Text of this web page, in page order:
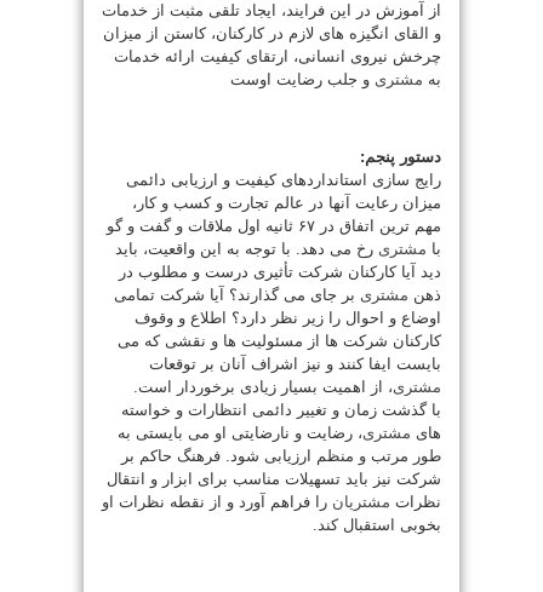
از آموزش در این فرایند، ایجاد تلقی مثبت از خدمات
و القای انگیزه های لازم در کارکنان، کاستن از میزان
چرخش نیروی انسانی، ارتقای کیفیت ارائه خدمات
به مشتری و جلب رضایت اوست
دستور پنجم:
رایج سازی استانداردهای کیفیت و ارزیابی دائمی
میزان رعایت آنها در عالم تجارت و کسب و کار،
مهم ترین اتفاق در ۶۷ ثانیه اول ملاقات و گفت و گو
با مشتری رخ می دهد. با توجه به این واقعیت، باید
دید آیا کارکنان شرکت تأثیری درست و مطلوب در
ذهن مشتری بر جای می گذارند؟ آیا شرکت تمامی
اوضاع و احوال را زیر نظر دارد؟ اطلاع و وقوف
کارکنان شرکت ها از مسئولیت ها و نقشی که می
بایست ایفا کنند و نیز اشراف آنان بر توقعات
مشتری، از اهمیت بسیار زیادی برخوردار است.
با گذشت زمان و تغییر دائمی انتظارات و خواسته
های مشتری، رضایت و نارضایتی او می بایستی به
طور مرتب و منظم ارزیابی شود. فرهنگ حاکم بر
شرکت نیز باید تسهیلات مناسب برای ابزار و انتقال
نظرات مشتریان را فراهم آورد و از نقطه نظرات او
بخوبی استقبال کند.